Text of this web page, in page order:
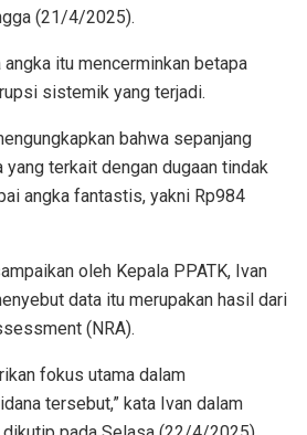
(21/4/2025).
itu mencerminkan betapa
sistemik yang terjadi.
bahwa sepanjang
yang terkait dengan dugaan tindak
angka fantastis, yakni Rp984
oleh Kepala PPATK, Ivan
data itu merupakan hasil dari
(NRA).
fokus utama dalam
tersebut,” kata Ivan dalam